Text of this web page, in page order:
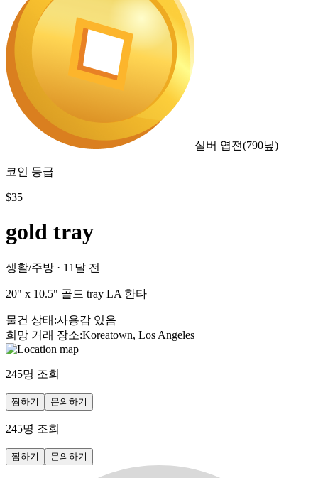
실버 엽전(790닢)
코인 등급
$35
gold tray
생활/주방 · 11달 전
20" x 10.5" 골드 tray LA 한타
물건 상태 :사용감 있음
희망 거래 장소:Koreatown, Los Angeles
245명 조회
찜하기 문의하기
245명 조회
찜하기 문의하기